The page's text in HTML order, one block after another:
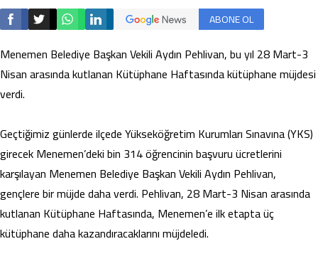
ABONE OL
Menemen Belediye Başkan Vekili Aydın Pehlivan, bu yıl 28 Mart-3
Nisan arasında kutlanan Kütüphane Haftasında kütüphane müjdesi
verdi.
Geçtiğimiz günlerde ilçede Yükseköğretim Kurumları Sınavına (YKS)
girecek Menemen’deki bin 314 öğrencinin başvuru ücretlerini
karşılayan Menemen Belediye Başkan Vekili Aydın Pehlivan,
gençlere bir müjde daha verdi. Pehlivan, 28 Mart-3 Nisan arasında
kutlanan Kütüphane Haftasında, Menemen’e ilk etapta üç
kütüphane daha kazandıracaklarını müjdeledi.